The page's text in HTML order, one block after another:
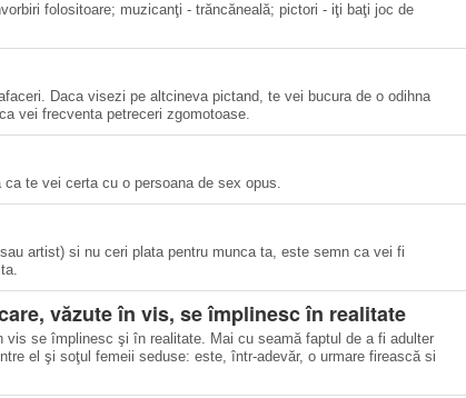
folositoare; muzicanţi - trăncăneală; pictori - iţi baţi joc de
Daca visezi pe altcineva pictand, te vei bucura de o odihna
vei frecventa petreceri zgomotoase.
te vei certa cu o persoana de sex opus.
artist) si nu ceri plata pentru munca ta, este semn ca vei fi
văzute în vis, se împlinesc în realitate
vis se împlinesc şi în realitate. Mai cu seamă faptul de a fi adulter
el şi soţul femeii seduse: este, într-adevăr, o urmare firească si